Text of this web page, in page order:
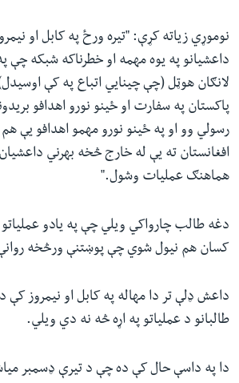
نوموړي زیاته کړې: "تیره ورځ په کابل او
داعشیانو په يوه مهمه او خطرناکه شبکه چې
لانګان هوټل (چې چینايي اتباع په کې
پاکستان په سفارت او ځینو نورو اهدافو
رسولي وو او په ځینو نورو مهمو اهدافو یې هم
افغانستان ته يې له خارج څخه بهرني داعشيان
هماهنګ عملیات وشول."
دغه طالب چارواکي ويلي چې په يادو
کسان هم نیول شوي چې پوښتنې ورڅخه
داعش ډلې تر دا مهاله په کابل او نیمروز کې
طالبانو د عملیاتو په اړه څه نه دي ویلي.